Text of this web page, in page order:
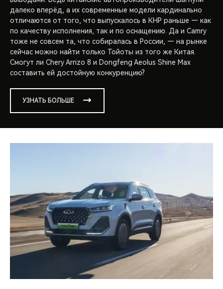
далеко вперёд, а их современные модели кардинально
отличаются от того, что выпускалось в КНР раньше — как
по качеству исполнения, так и по оснащению. Да и Camry
тоже не совсем та, что собиралась в России, — на рынке
сейчас можно найти только Тойоты из того же Китая.
Смогут ли Chery Arrizo 8 и Dongfeng Aeolus Shine Max
составить ей достойную конкуренцию?
УЗНАТЬ БОЛЬШЕ